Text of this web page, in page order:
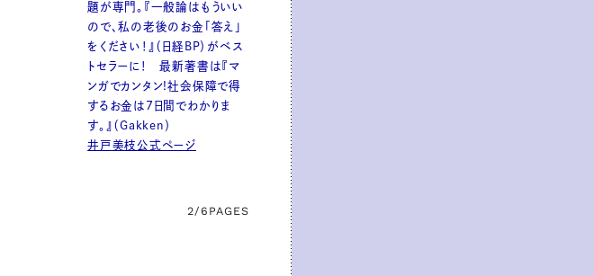
題が専門。『一般論はもういい
ので、私の老後のお金「答え」
をください！』（日経BP）がベス
トセラーに！ 最新著書は『マ
ンガでカンタン!社会保障で得
するお金は7日間でわかりま
す。』（Gakken）
井戸美枝公式ページ
2/6 PAGES